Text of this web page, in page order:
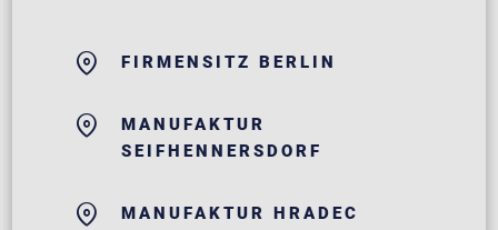
FIRMENSITZ BERLIN
MANUFAKTUR
SEIFHENNERSDORF
MANUFAKTUR HRADEC